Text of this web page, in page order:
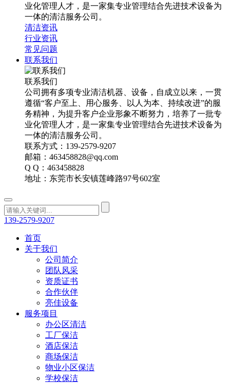
业化管理人才，是一家集专业管理结合先进技术设备为
一体的清洁服务公司。
清洁资讯
行业资讯
常见问题
联系我们
联系我们
公司拥有多项专业清洁机器、设备，自成立以来，一贯
遵循“客户至上、用心服务、以人为本、持续改进”的服
务精神，为提升客户企业形象不断努力，培养了一批专
业化管理人才，是一家集专业管理结合先进技术设备为
一体的清洁服务公司。
联系方式：139-2579-9207
邮箱：463458828@qq.com
Q Q：463458828
地址：东莞市长安镇莲峰路97号602室
139-2579-9207
首页
关于我们
公司简介
团队风采
资质证书
合作伙伴
亮佳设备
服务项目
办公区清洁
工厂保洁
酒店保洁
商场保洁
物业小区保洁
学校保洁